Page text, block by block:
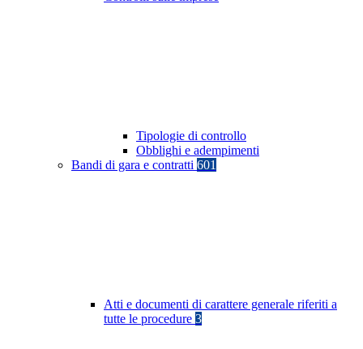
Tipologie di controllo
Obblighi e adempimenti
Bandi di gara e contratti 601
Atti e documenti di carattere generale riferiti a
tutte le procedure 3